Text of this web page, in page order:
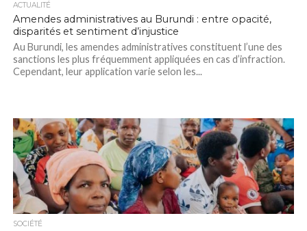
ACTUALITÉ
Amendes administratives au Burundi : entre opacité,
disparités et sentiment d’injustice
Au Burundi, les amendes administratives constituent l’une des
sanctions les plus fréquemment appliquées en cas d’infraction.
Cependant, leur application varie selon les...
SOCIÉTÉ